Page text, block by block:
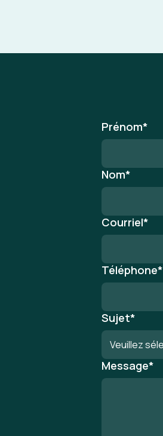
Prénom*
Nom*
Courriel*
Téléphone*
Sujet*
Message*